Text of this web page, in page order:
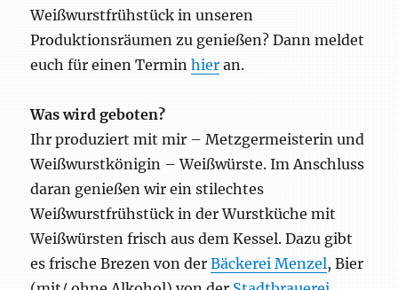
Weißwurstfrühstück in unseren
Produktionsräumen zu genießen? Dann meldet
euch für einen Terminhier an.
Was wird geboten?
Ihr produziert mit mir – Metzgermeisterin und
Weißwurstkönigin – Weißwürste. Im Anschluss
daran genießen wir ein stilechtes
Weißwurstfrühstück in der Wurstküche mit
Weißwürsten frisch aus dem Kessel. Dazu gibt
es frische Brezen von derBäckerei Menzel, Bier